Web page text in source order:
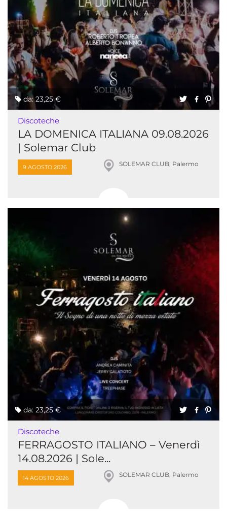
da: 23,25 €
Discoteche
LA DOMENICA ITALIANA 09.08.2026
| Solemar Club
9 AGOSTO 2026 SOLEMAR CLUB, Palermo
da: 23,25 €
Discoteche
FERRAGOSTO ITALIANO – Venerdì
14.08.2026 | Sole...
14 AGOSTO 2026 SOLEMAR CLUB, Palermo